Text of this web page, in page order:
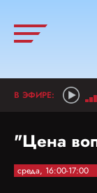
"Цена
среда, 16:00-17:00